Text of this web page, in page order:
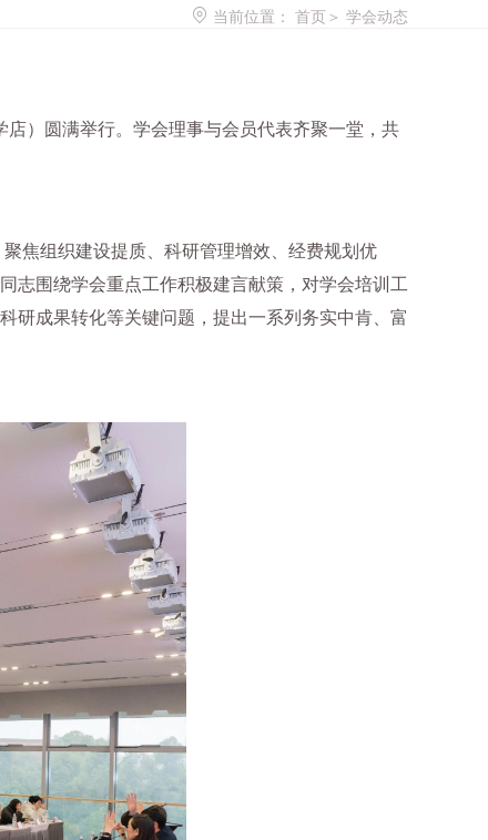
当前位置： 首页＞ 学会动态
）圆满举行。学会理事与会员代表齐聚一堂，共
焦组织建设提质、科研管理增效、经费规划优
志围绕学会重点工作积极建言献策，对学会培训工
研成果转化等关键问题，提出一系列务实中肯、富